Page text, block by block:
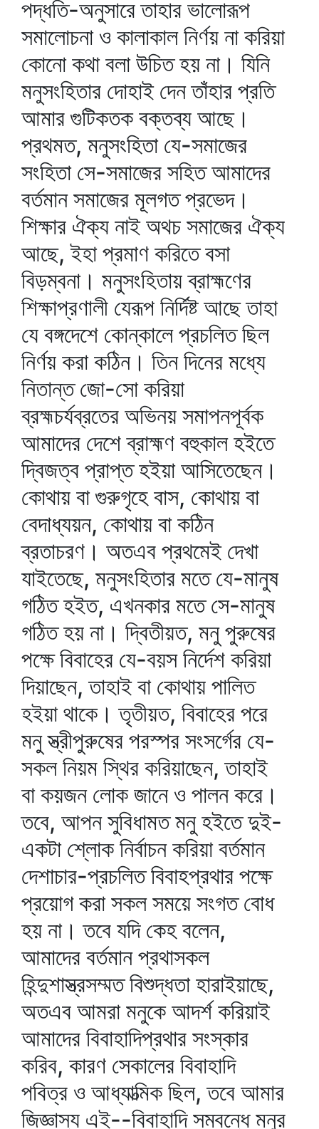
পদ্ধতি-অনুসারে তাহার ভালোরূপ
সমালোচনা ও কালাকাল নির্ণয় না করিয়া
কোনো কথা বলা উচিত হয় না। যিনি
মনুসংহিতার দোহাই দেন তাঁহার প্রতি
আমার গুটিকতক বক্তব্য আছে।
প্রথমত, মনুসংহিতা যে-সমাজের
সংহিতা সে-সমাজের সহিত আমাদের
বর্তমান সমাজের মূলগত প্রভেদ।
শিক্ষার ঐক্য নাই অথচ সমাজের ঐক্য
আছে, ইহা প্রমাণ করিতে বসা
বিড়ম্বনা। মনুসংহিতায় ব্রাহ্মণের
শিক্ষাপ্রণালী যেরূপ নির্দিষ্ট আছে তাহা
যে বঙ্গদেশে কোন্‌কালে প্রচলিত ছিল
নির্ণয় করা কঠিন। তিন দিনের মধ্যে
নিতান্ত জো-সো করিয়া
ব্রহ্মচর্যব্রতের অভিনয় সমাপনপূর্বক
আমাদের দেশে ব্রাহ্মণ বহুকাল হইতে
দ্বিজত্ব প্রাপ্ত হইয়া আসিতেছেন।
কোথায় বা গুরুগৃহে বাস, কোথায় বা
বেদাধ্যয়ন, কোথায় বা কঠিন
ব্রতাচরণ। অতএব প্রথমেই দেখা
যাইতেছে, মনুসংহিতার মতে যে-মানুষ
গঠিত হইত, এখনকার মতে সে-মানুষ
গঠিত হয় না। দ্বিতীয়ত, মনু পুরুষের
পক্ষে বিবাহের যে-বয়স নির্দেশ করিয়া
দিয়াছেন, তাহাই বা কোথায় পালিত
হইয়া থাকে। তৃতীয়ত, বিবাহের পরে
মনু স্ত্রীপুরুষের পরস্পর সংসর্গের যে-
সকল নিয়ম স্থির করিয়াছেন, তাহাই
বা কয়জন লোক জানে ও পালন করে।
তবে, আপন সুবিধামত মনু হইতে দুই-
একটা শ্লোক নির্বাচন করিয়া বর্তমান
দেশাচার-প্রচলিত বিবাহপ্রথার পক্ষে
প্রয়োগ করা সকল সময়ে সংগত বোধ
হয় না। তবে যদি কেহ বলেন,
আমাদের বর্তমান প্রথাসকল
হিন্দুশাস্ত্রসম্মত বিশুদ্ধতা হারাইয়াছে,
অতএব আমরা মনুকে আদর্শ করিয়াই
আমাদের বিবাহাদিপ্রথার সংস্কার
করিব, কারণ সেকালের বিবাহাদি
পবিত্র ও আধ্যাত্মিক ছিল, তবে আমার
জিজ্ঞাস্য এই--বিবাহাদি সম্বন্ধে মনুর